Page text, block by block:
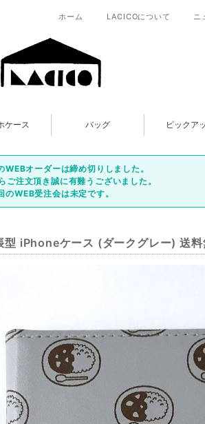
ホーム LACICOについて ニ
ケース バッグ ピックア
WEBオーダーは締め切りしました。
ご注文頂き誠に有難うございました。
のWEB受注会は未定です。
型 iPhoneケース (ダークグレー) 送